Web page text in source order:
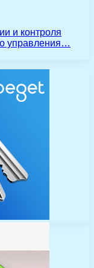
и контроля
управления…